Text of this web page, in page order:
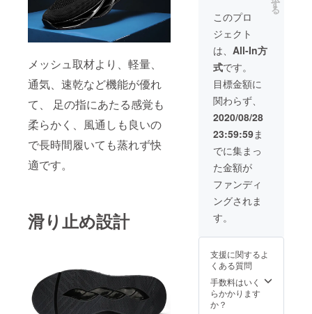
メッシュ取材より、軽量、
通気、速乾など機能が優れ
て、 足の指にあたる感覚も
柔らかく、風通しも良いの
で長時間履いても蒸れず快
適です。
滑り止め設計
しまし
ては一
部変更
になる
可能性
もござ
いま
す。ご
了承く
ださ
い。 ※
一般販
売予定
価格
12,800
円
する予
定です
が、生
産、配
送状況
により
遅れる
可能性
もござ
いま
す。 ※
送料込
の価格
となり
ます。
※商品の
仕様、
デザイ
ては一
になる
可能性
もござ
いま
す。ご
す
る
このプロ
ジェクト
は、 All-In方
式です。
目標金額に
関わらず、
2020/08/28
23:59:59ま
でに集まっ
た金額が
ファンディ
ングされま
す。
支援に関するよ
くある質問
手数料はいく
らかかります
か？